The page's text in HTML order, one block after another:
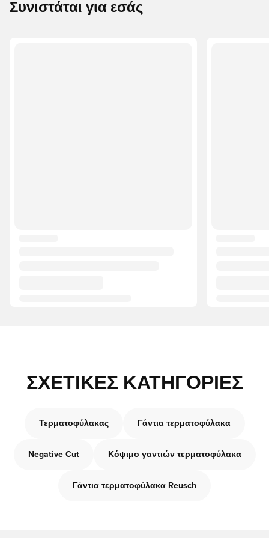
Συνιστάται για εσάς
ΣΧΕΤΙΚΈΣ ΚΑΤΗΓΟΡΊΕΣ
Τερματοφύλακας Γάντια τερματοφύλακα
Negative Cut Κόψιμο γαντιών τερματοφύλακα
Γάντια τερματοφύλακα Reusch